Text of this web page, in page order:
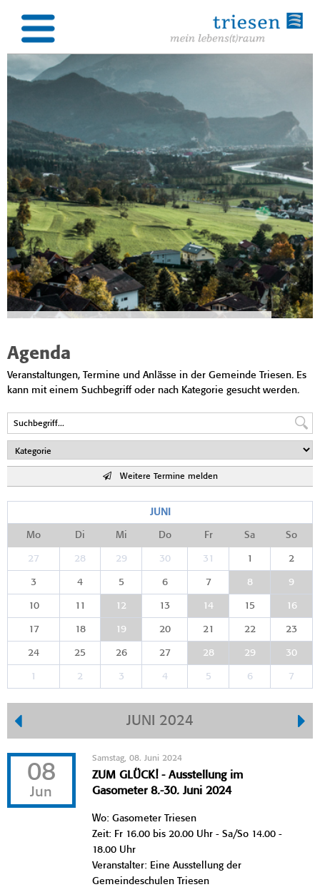
Agenda
Veranstaltungen, Termine und Anlässe in der Gemeinde Triesen. Es
kann mit einem Suchbegriff oder nach Kategorie gesucht werden.
Weitere Termine melden
JUNI
Mo Di Mi Do Fr Sa So
27 28 29 30 31 1 2
3 4 5 6 7 8 9
10 11 12 13 14 15 16
17 18 19 20 21 22 23
24 25 26 27 28 29 30
1 2 3 4 5 6 7
JUNI 2024
08
Jun
Samstag, 08. Juni 2024
ZUM GLÜCK! - Ausstellung im
Gasometer 8.-30. Juni 2024
Wo: Gasometer Triesen
Zeit: Fr 16.00 bis 20.00 Uhr - Sa/So 14.00 -
18.00 Uhr
Veranstalter: Eine Ausstellung der
Gemeindeschulen Triesen